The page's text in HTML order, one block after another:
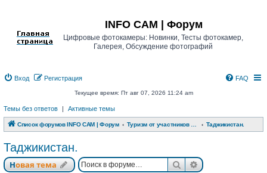
INFO CAM | Форум
Цифровые фотокамеры: Новинки, Тесты фотокамер,
Галерея, Обсуждение фотографий
Вход Регистрация FAQ
Текущее время: Пт авг 07, 2026 11:24 am
Темы без ответов | Активные темы
Список форумов INFO CAM | Форум Таджикистан.
Таджикистан.
Новая тема
Новаятема ПоискРасширенный